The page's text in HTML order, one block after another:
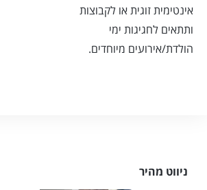
אינטימית זוגית או לקבוצות
ותתאים לחגיגות ימי
הולדת/אירועים מיוחדים.
ניווט מהיר